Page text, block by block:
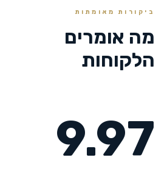
ביקורות מאומתות
מה אומרים
הלקוחות
9.97